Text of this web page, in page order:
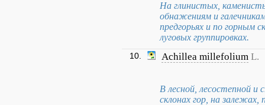
На глинистых,
обнажениям и
предгорьях и по горным
луговых группировках.
10. Achillea millefolium L.
В лесной, лесостепной и
склонах гор, на залежах,